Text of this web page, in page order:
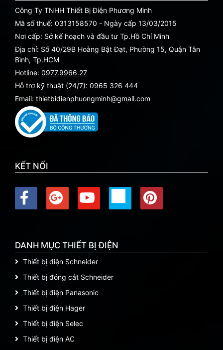
Công Ty TNHH Thiết Bị Điện Phương Minh
Mã số thuế: 0313158570 - Ngày cấp 13/03/2015
Nơi cấp: Sở kế hoạch và đầu tư Tp.Hồ Chí Minh
Địa chỉ: Số 40/29B Hoàng Bật Đạt, Phường 15, Quận Tân
Bình, Tp.HCM
Hotline: 0977.9966.27
Hỗ trợ kỹ thuật (24/7): 0965 326 444
Email: thietbidienphuongminh@gmail.com
KẾT NỐI
DANH MỤC THIẾT BỊ ĐIỆN
Thiết bị điện Schneider
Thiết bị đóng cắt Schneider
Thiết bị điện Panasonic
Thiết bị điện Hager
Thiết bị điện Selec
Thiết bị điện AC